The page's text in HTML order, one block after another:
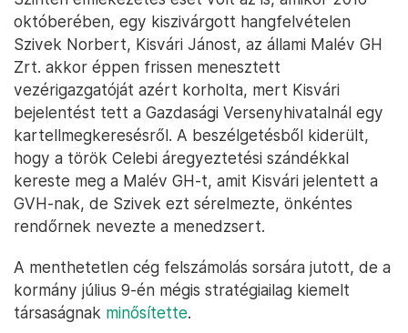
októberében, egy kiszivárgott hangfelvételen
Szivek Norbert, Kisvári Jánost, az állami Malév GH
Zrt. akkor éppen frissen menesztett
vezérigazgatóját azért korholta, mert Kisvári
bejelentést tett a Gazdasági Versenyhivatalnál egy
kartellmegkeresésről. A beszélgetésből kiderült,
hogy a török Celebi áregyeztetési szándékkal
kereste meg a Malév GH-t, amit Kisvári jelentett a
GVH-nak, de Szivek ezt sérelmezte, önkéntes
rendőrnek nevezte a menedzsert.
A menthetetlen cég felszámolás sorsára jutott, de a
kormány július 9-én mégis stratégiailag kiemelt
társaságnak minősítette.